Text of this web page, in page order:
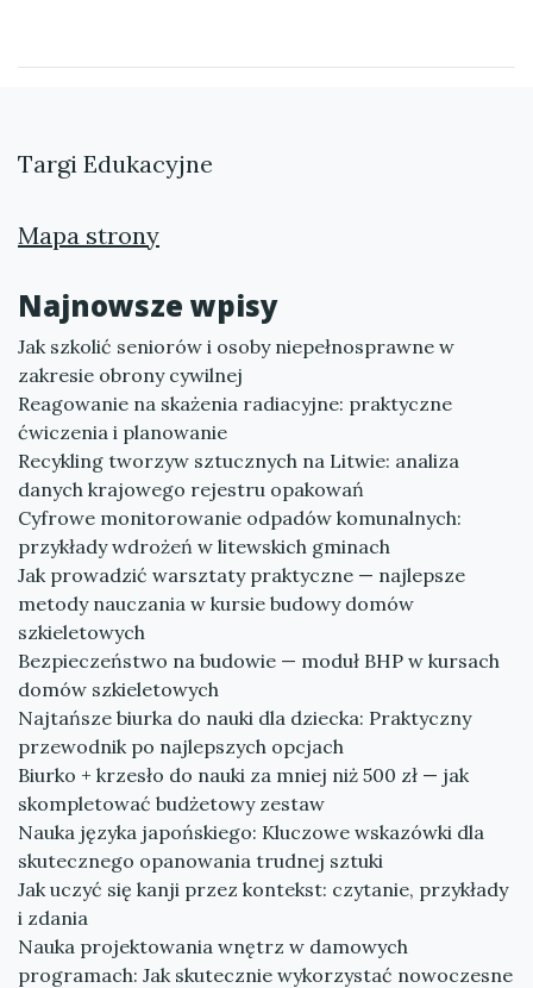
Targi Edukacyjne
Mapa strony
Najnowsze wpisy
Jak szkolić seniorów i osoby niepełnosprawne w
zakresie obrony cywilnej
Reagowanie na skażenia radiacyjne: praktyczne
ćwiczenia i planowanie
Recykling tworzyw sztucznych na Litwie: analiza
danych krajowego rejestru opakowań
Cyfrowe monitorowanie odpadów komunalnych:
przykłady wdrożeń w litewskich gminach
Jak prowadzić warsztaty praktyczne — najlepsze
metody nauczania w kursie budowy domów
szkieletowych
Bezpieczeństwo na budowie — moduł BHP w kursach
domów szkieletowych
Najtańsze biurka do nauki dla dziecka: Praktyczny
przewodnik po najlepszych opcjach
Biurko + krzesło do nauki za mniej niż 500 zł — jak
skompletować budżetowy zestaw
Nauka języka japońskiego: Kluczowe wskazówki dla
skutecznego opanowania trudnej sztuki
Jak uczyć się kanji przez kontekst: czytanie, przykłady
i zdania
Nauka projektowania wnętrz w damowych
programach: Jak skutecznie wykorzystać nowoczesne